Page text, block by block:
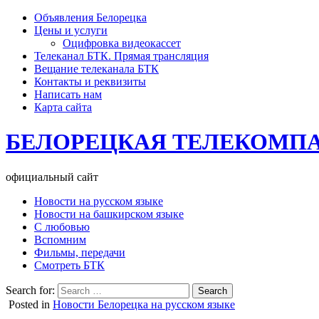
Объявления Белорецка
Цены и услуги
Оцифровка видеокассет
Телеканал БТК. Прямая трансляция
Вещание телеканала БТК
Контакты и реквизиты
Написать нам
Карта сайта
БЕЛОРЕЦКАЯ
официальный сайт
Новости на русском языке
Новости на башкирском языке
С любовью
Вспомним
Фильмы, передачи
Смотреть БТК
Search for:
Posted in Новости Белорецка на русском языке